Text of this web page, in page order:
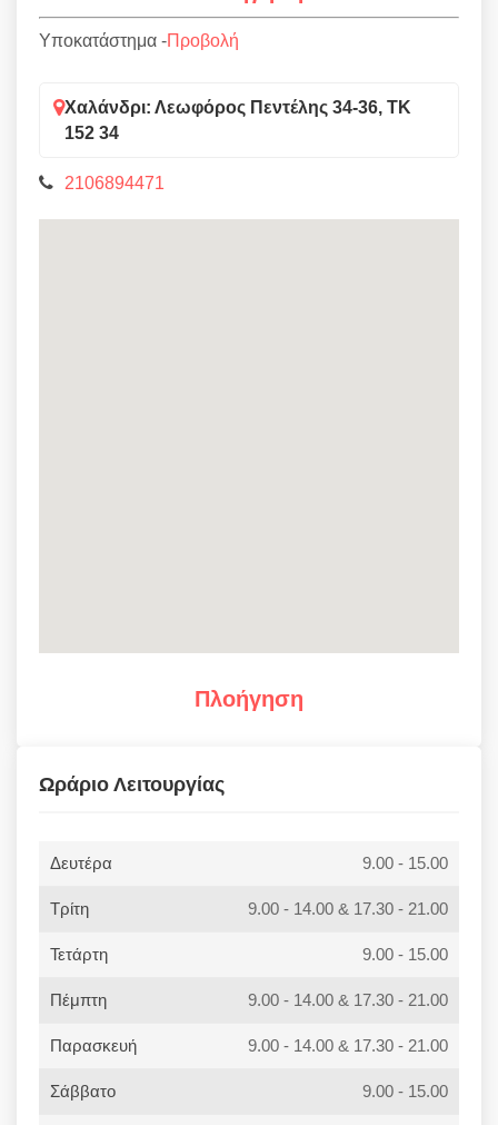
Υποκατάστημα -Προβολή
Χαλάνδρι: Λεωφόρος Πεντέλης 34-36, ΤΚ
152 34
2106894471
Πλοήγηση
Ωράριο Λειτουργίας
Δευτέρα 9.00 - 15.00
Τρίτη 9.00 - 14.00 & 17.30 - 21.00
Τετάρτη 9.00 - 15.00
Πέμπτη 9.00 - 14.00 & 17.30 - 21.00
Παρασκευή 9.00 - 14.00 & 17.30 - 21.00
Σάββατο 9.00 - 15.00